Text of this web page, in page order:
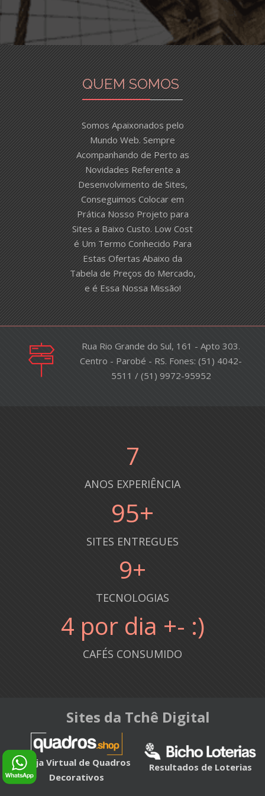
QUEM SOMOS
Somos Apaixonados pelo
Mundo Web. Sempre
Acompanhando de Perto as
Novidades Referente a
Desenvolvimento de Sites,
Conseguimos Colocar em
Prática Nosso Projeto para
Sites a Baixo Custo. Low Cost
é Um Termo Conhecido Para
Estas Ofertas Abaixo da
Tabela de Preços do Mercado,
e é Essa Nossa Missão!
Rua Rio Grande do Sul, 161 - Apto 303.
Centro - Parobé - RS. Fones: (51) 4042-
5511 / (51) 9972-95952
8
ANOS EXPERIÊNCIA
100+
SITES ENTREGUES
10+
TECNOLOGIAS
5 por dia +- :)
CAFÉS CONSUMIDO
Sites da Tchê Digital
Loja Virtual de Quadros
Decorativos
Resultados de Loterias